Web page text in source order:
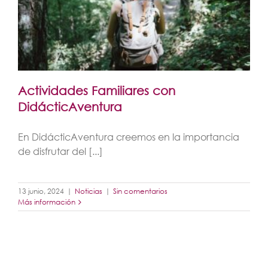
Actividades Familiares con
DidácticAventura
En DidácticAventura creemos en la importancia
de disfrutar del [...]
13 junio, 2024 | Noticias | Sin comentarios
Más información